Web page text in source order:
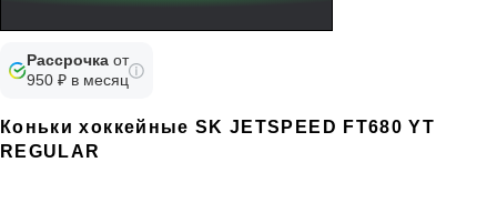
Рассрочка от
950 ₽ в месяц
Коньки хоккейные SK JETSPEED FT680 YT
REGULAR